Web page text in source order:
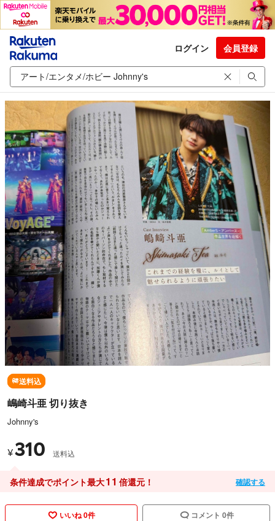
ログイン 会員登録
送料込
嶋崎斗亜 切り抜き
Johnny's
¥310 送料込
条件達成でポイント最大11 倍還元！ 確認する
いいね 0件 コメント 0件